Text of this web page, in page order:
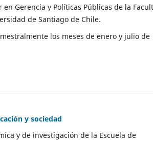
Gerencia y Políticas Públicas de la
de Santiago de Chile.
los meses de enero y julio de
y sociedad
y de investigación de la Escuela de